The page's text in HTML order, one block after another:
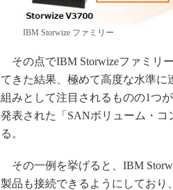
IBM Storwize ファミリー
その点でIBM Storwizeファミリ
てきた結果、極めて高度な水準
組みとして注目されるものの1つ
発表された「SANボリューム・コ
る。
その一例を挙げると、IBM
製品も接続できるようにしてお